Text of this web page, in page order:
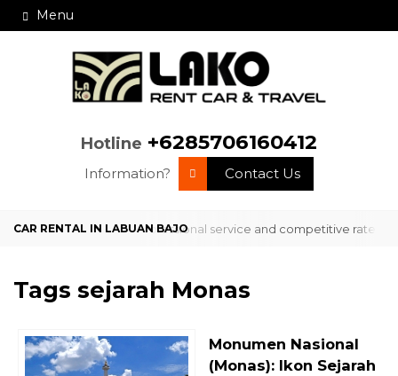
Menu
Hotline +6285706160412
Information? Contact Us
in Labuan Bajo with professional service and competitive rates?
Tags sejarah Monas
Monumen Nasional
(Monas): Ikon Sejarah